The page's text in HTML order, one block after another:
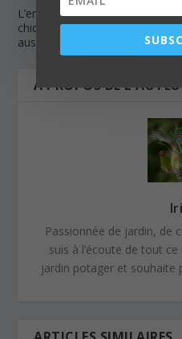
L’endive, une variété de
chicorée qui se consomme
aussi bien crue que cuite
A PROPOS DE
Passionnée de jardin, de
suis à l’écoute de tout
jardin potager et souhaite